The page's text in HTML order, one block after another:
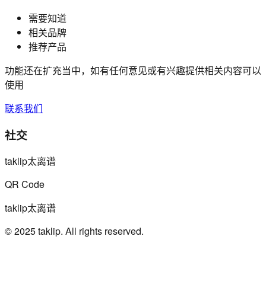
需要知道
相关品牌
推荐产品
功能还在扩充当中，如有任何意见或有兴趣提供相关内容可以
使用
联系我们
社交
taklip太离谱
QR Code
taklip太离谱
© 2025 taklip. All rights reserved.